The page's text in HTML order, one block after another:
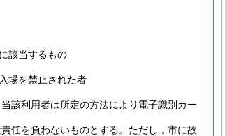
該当するもの
場を禁止された者
該利用者は所定の方法により電子識別カー
任を負わないものとする。 ただし，市に故